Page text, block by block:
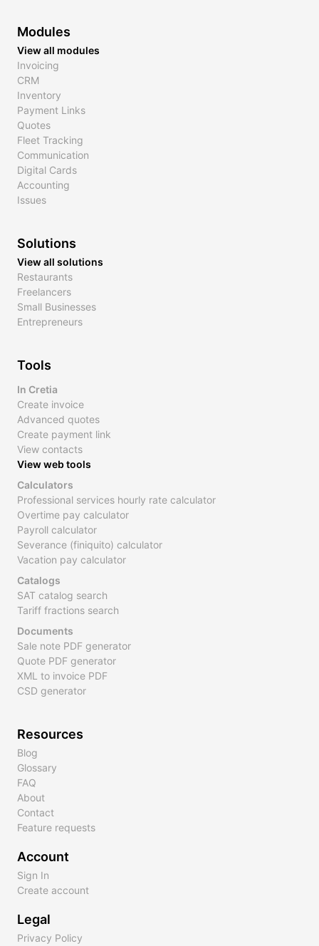
Modules
View all modules
Invoicing
CRM
Inventory
Payment Links
Quotes
Fleet Tracking
Communication
Digital Cards
Accounting
Issues
Solutions
View all solutions
Restaurants
Freelancers
Small Businesses
Entrepreneurs
Tools
In Cretia
Create invoice
Advanced quotes
Create payment link
View contacts
View web tools
Calculators
Professional services hourly rate calculator
Overtime pay calculator
Payroll calculator
Severance (finiquito) calculator
Vacation pay calculator
Catalogs
SAT catalog search
Tariff fractions search
Documents
Sale note PDF generator
Quote PDF generator
XML to invoice PDF
CSD generator
Resources
Blog
Glossary
FAQ
About
Contact
Feature requests
Account
Sign In
Create account
Legal
Privacy Policy